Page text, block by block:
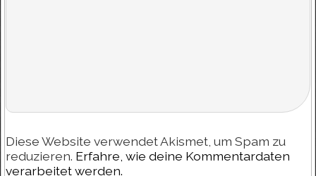
Diese Website verwendet Akismet, um Spam zu
reduzieren. Erfahre, wie deine Kommentardaten
verarbeitet werden.